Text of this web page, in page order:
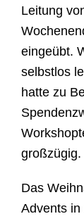
Leitung
eingeübt.
selbstlos
hatte zu
großzügig.
Das
Advents in